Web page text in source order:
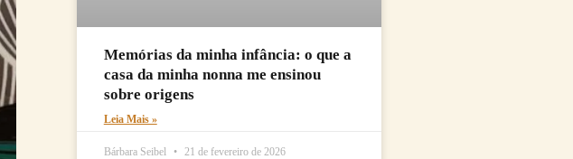
Memórias da minha infância: o que a
casa da minha nonna me ensinou
sobre origens
Leia Mais »
Bárbara Seibel 21 de fevereiro de 2026